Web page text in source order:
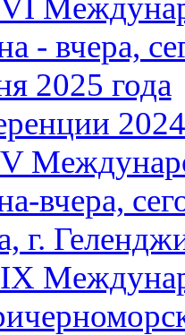
- вчера,
2025 года
2024
вчера,
г.